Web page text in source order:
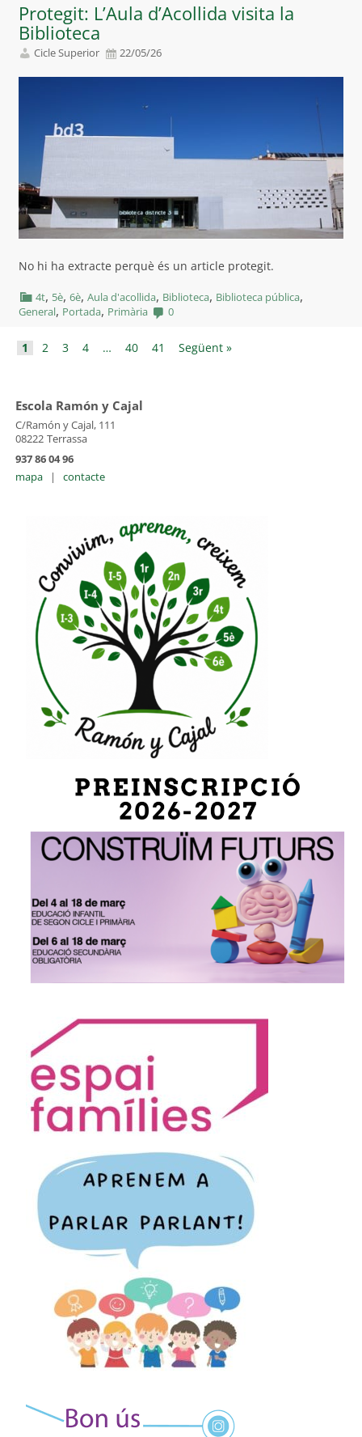
Protegit: L’Aula d’Acollida visita la
Biblioteca
Cicle Superior 22/05/26
No hi ha extracte perquè és un article protegit.
4t, 5è,6è,Aula d'acollida, Biblioteca, Biblioteca pública,
General, Portada, Primària 0
1 2 3 4 … 40 41 Següent »
Escola Ramón y Cajal
C/Ramón y Cajal, 111
08222 Terrassa
937 86 04 96
mapa
| contacte